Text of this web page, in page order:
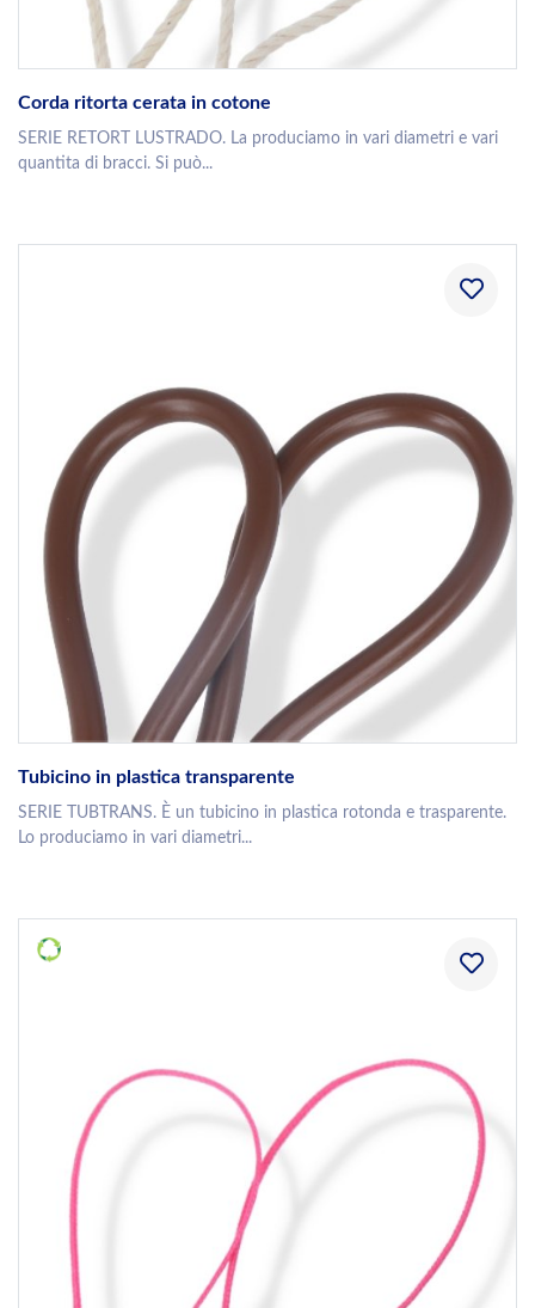
Corda ritorta cerata in cotone
SERIE RETORT LUSTRADO. La produciamo in vari diametri e vari
quantita di bracci. Si può...
Tubicino in plastica transparente
SERIE TUBTRANS. È un tubicino in plastica rotonda e trasparente.
Lo produciamo in vari diametri...